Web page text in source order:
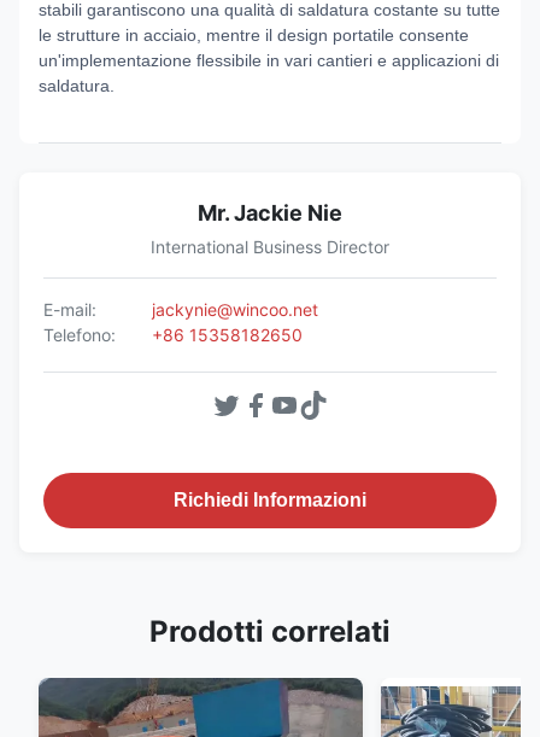
stabili garantiscono una qualità di saldatura costante su tutte
le strutture in acciaio, mentre il design portatile consente
un'implementazione flessibile in vari cantieri e applicazioni di
saldatura.
Mr. Jackie Nie
International Business Director
E-mail:
jackynie@wincoo.net
Telefono:
+86 15358182650
Richiedi Informazioni
Prodotti correlati